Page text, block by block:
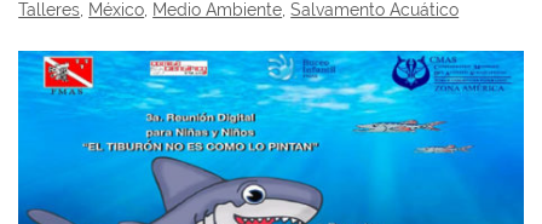
Talleres México Medio Ambiente ,Salvamento Acuático